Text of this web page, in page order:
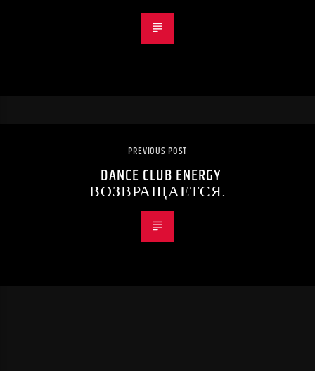
PREVIOUS POST
DANCE CLUB ENERGY
ВОЗВРАЩАЕТСЯ.